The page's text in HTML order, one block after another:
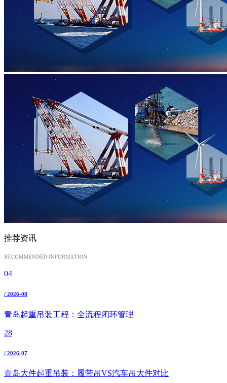
推荐资讯
04
/ 2026-08
青岛起重吊装工程：全流程闭环管理
28
/ 2026-07
青岛大件起重吊装：履带吊VS汽车吊大件对比